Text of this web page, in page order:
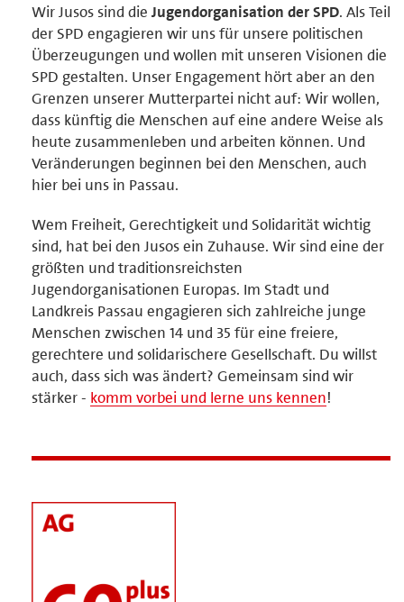
Wir Jusos sind die Jugendorganisation der SPD. Als Teil
der SPD engagieren wir uns für unsere politischen
Überzeugungen und wollen mit unseren Visionen die
SPD gestalten. Unser Engagement hört aber an den
Grenzen unserer Mutterpartei nicht auf: Wir wollen,
dass künftig die Menschen auf eine andere Weise als
heute zusammenleben und arbeiten können. Und
Veränderungen beginnen bei den Menschen, auch
hier bei uns in Passau.
Wem Freiheit, Gerechtigkeit und Solidarität wichtig
sind, hat bei den Jusos ein Zuhause. Wir sind eine der
größten und traditionsreichsten
Jugendorganisationen Europas. Im Stadt und
Landkreis Passau engagieren sich zahlreiche junge
Menschen zwischen 14 und 35 für eine freiere,
gerechtere und solidarischere Gesellschaft. Du willst
auch, dass sich was ändert? Gemeinsam sind wir
stärker - komm vorbei und lerne uns kennen!